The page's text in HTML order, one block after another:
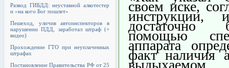
Развод ГИБДД: неуставной алкотестер
и «на кого Бог пошлет»
Пешеход, уличив автоинспекторов в
нарушении ПДД, заработал штраф (+
видео)
Прохождение ГТО при неуплаченных
штрафах
Постановление Правительства РФ от 25
своем иске,
инструкции,
помощью
аппарата
факт наличия
выдыхаемом